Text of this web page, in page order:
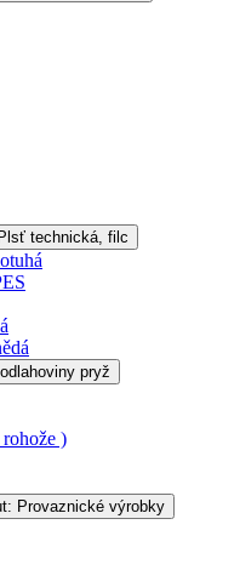
technická, filc
pryž
)
Provaznické výrobky